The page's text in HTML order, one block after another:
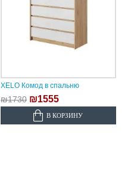
XELO Комод в спальню
₪1730 ₪1555
В КОРЗИНУ